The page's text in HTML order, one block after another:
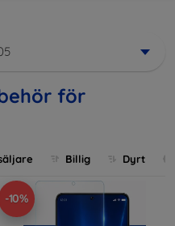
för
Billig Dyrt
-10%